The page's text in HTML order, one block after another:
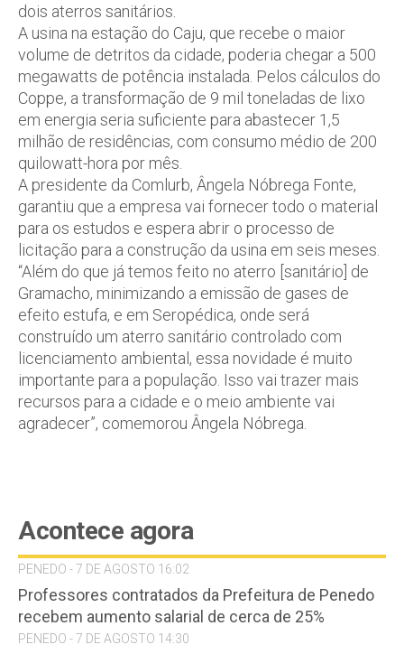
dois aterros sanitários.
A usina na estação do Caju, que recebe o maior
volume de detritos da cidade, poderia chegar a 500
megawatts de potência instalada. Pelos cálculos do
Coppe, a transformação de 9 mil toneladas de lixo
em energia seria suficiente para abastecer 1,5
milhão de residências, com consumo médio de 200
quilowatt-hora por mês.
A presidente da Comlurb, Ângela Nóbrega Fonte,
garantiu que a empresa vai fornecer todo o material
para os estudos e espera abrir o processo de
licitação para a construção da usina em seis meses.
“Além do que já temos feito no aterro [sanitário] de
Gramacho, minimizando a emissão de gases de
efeito estufa, e em Seropédica, onde será
construído um aterro sanitário controlado com
licenciamento ambiental, essa novidade é muito
importante para a população. Isso vai trazer mais
recursos para a cidade e o meio ambiente vai
agradecer”, comemorou Ângela Nóbrega.
Acontece agora
PENEDO - 7 DE AGOSTO 16:02
Professores contratados da Prefeitura de Penedo
recebem aumento salarial de cerca de 25%
PENEDO - 7 DE AGOSTO 14:30